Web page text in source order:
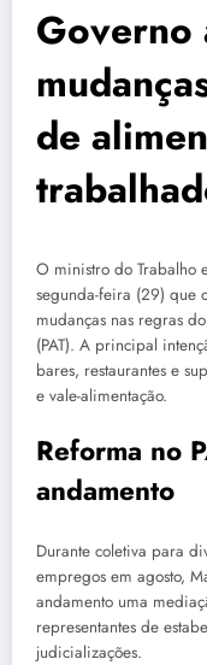
Governo
de
O ministro do Trabalho
segunda-feira (29) que
mudanças nas regras
(PAT). A principal
bares, restaurantes e
e vale-alimentação.
Reforma no
andamento
Durante coletiva para
empregos em agosto,
andamento uma
representantes de
judicializações.